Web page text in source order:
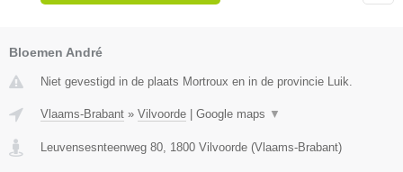
Bloemen André
Niet gevestigd in de plaats Mortroux en in de provincie Luik.
Vlaams-Brabant » Vilvoorde | Google maps ▼
Leuvensesnteenweg 80 1800 Vilvoorde (Vlaams-Brabant)